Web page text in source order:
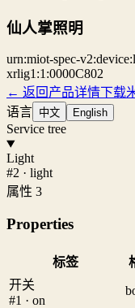
仙人掌照明
urn:miot-spec-
xrlig1:1:0000C802
← 返回产品详情下载
语言 中文 English
Service tree
Light
#2 · light
属性 3
Properties
标签
开关
#1 · on